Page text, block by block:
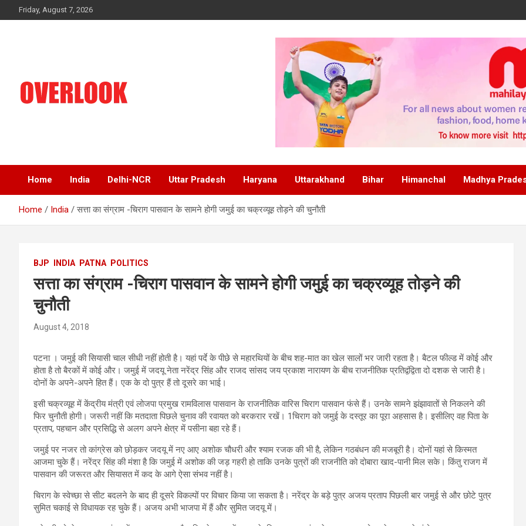
to
Friday, August 7, 2026
Home India Delhi-NCR Uttar Pradesh Haryana Uttarakhand Bihar Himanchal Madhya
Home India सत्ता का संग्राम -चिराग पासवान के सामने होगी जमुई का चक्रव्यूह तोड़ने की चुनौती
BJP INDIA PATNA POLITICS
सत्ता का संग्राम -चिराग पासवान के सामने होगी जमुई का चक्रव्यूह तोड़ने की
चुनौती
August 4, 2018
पटना । जमुई की सियासी चाल सीधी नहीं होती है। यहां पर्दे के पीछे से महारथियों के बीच शह-मात का खेल सालों भर जारी रहता है। बैटल फील्ड में कोई और
होता है तो बैरकों में कोई और। जमुई में जदयू नेता नरेंद्र सिंह और राजद सांसद जय प्रकाश नारायण के बीच राजनीतिक प्रतिद्वंद्विता दो दशक से जारी है।
दोनों के अपने-अपने हित हैं। एक के दो पुत्र हैं तो दूसरे का भाई।
इसी चक्रव्यूह में केंद्रीय मंत्री एवं लोजपा प्रमुख रामविलास पासवान के राजनीतिक वारिस चिराग पासवान फंसे हैं। उनके सामने झंझावातों से निकलने की
फिर चुनौती होगी। जरूरी नहीं कि मतदाता पिछले चुनाव की रवायत को बरकरार रखें। 1चिराग को जमुई के दस्तूर का पूरा अहसास है। इसीलिए वह पिता के
प्रताप, पहचान और प्रसिद्धि से अलग अपने क्षेत्र में पसीना बहा रहे हैं।
जमुई पर नजर तो कांग्रेस को छोड़कर जदयू में नए आए अशोक चौधरी और श्याम रजक की भी है, लेकिन गठबंधन की मजबूरी है। दोनों यहां से किस्मत
आजमा चुके हैं। नरेंद्र सिंह की मंशा है कि जमुई में अशोक की जड़ गहरी हो ताकि उनके पुत्रों की राजनीति को दोबारा खाद-पानी मिल सके। किंतु राजग में
पासवान की जरूरत और सियासत में कद के आगे ऐसा संभव नहीं है।
चिराग के स्वेच्छा से सीट बदलने के बाद ही दूसरे विकल्पों पर विचार किया जा सकता है। नरेंद्र के बड़े पुत्र अजय प्रताप पिछली बार जमुई से और छोटे पुत्र
सुमित चकाई से विधायक रह चुके हैं। अजय अभी भाजपा में हैं और सुमित जदयू में।